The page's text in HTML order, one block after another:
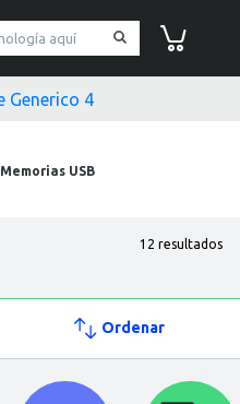
Memorias USB
12 resultados
Ordenar